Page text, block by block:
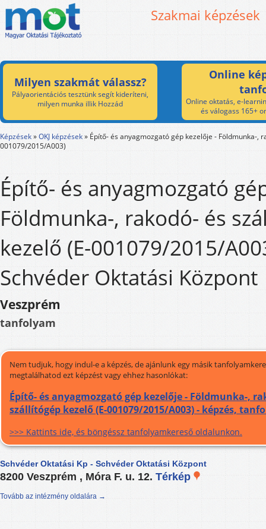
Szakmai képzések
Milyen szakmát válassz?
Pályaorientációs tesztünk segít kideríteni,
milyen munka illik Hozzád
Online
Online oktatás, e-
és válogass 165+
Képzések»OKJ képzések» Építő- és anyagmozgató gép kezelője - Földmunka-,
001079/2015/A003)
Építő- és anyagmozgató
Földmunka-, rakodó- és
kezelő (E-001079/2015/
Schvéder Oktatási Központ
Veszprém
tanfolyam
Nem tudjuk, hogy indul-e a képzés, de ajánlunk egy másik
megtalálhatod ezt képzést vagy ehhez hasonlókat:
Építő- és anyagmozgató gép kezelője - Földmunka-,
szállítógép kezelő (E-001079/2015/A003) - képzés,
>>> Kattints ide, és böngéssz tanfolyamkereső oldalunkon.
Schvéder Oktatási Kp - Schvéder Oktatási Központ
8200 Veszprém , Móra F. u. 12. Térkép
Tovább az intézmény oldalára →